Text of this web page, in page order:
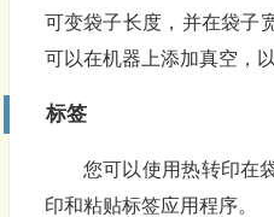
可变袋子长度，并在袋子
可以在机器上添加真空，
标签
您可以使用热转印在
印和粘贴标签应用程序。